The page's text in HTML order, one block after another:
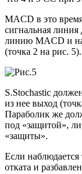
MACD в это
сигнальная
линию MACD и
(точка 2 на рис. 5).
S.Stochastic
из нее выход
Параболик же
под «защитой»,
«защиты».
Если
отката и